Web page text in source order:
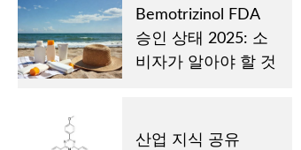
Bemotrizinol FDA
승인 상태 2025: 소
비자가 알아야 할 것
산업 지식 공유